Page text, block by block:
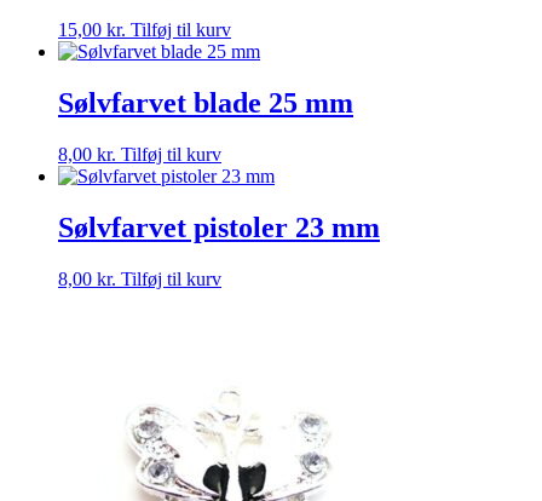
15,00 kr. Tilføj til kurv
Sølvfarvet blade 25 mm
8,00 kr. Tilføj til kurv
Sølvfarvet pistoler 23 mm
8,00 kr. Tilføj til kurv